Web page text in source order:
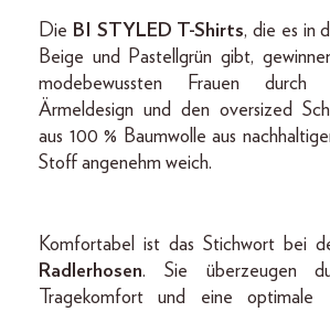
Die BI STYLED T-Shirts, die es in
Beige und Pastellgrün gibt,
modebewussten Frauen durch
Ärmeldesign und den oversized
aus 100 % Baumwolle aus
Stoff angenehm weich.
Komfortabel ist das Stichwort bei
Radlerhosen. Sie überzeugen
Tragekomfort und eine optimale